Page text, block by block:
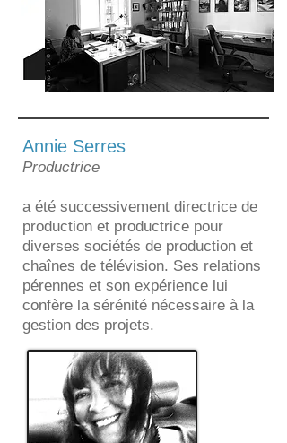
Annie Serres
Productrice
a été successivement directrice de
production et productrice pour
diverses sociétés de production et
chaînes de télévision. Ses relations
pérennes et son expérience lui
confère la sérénité nécessaire à la
gestion des projets.